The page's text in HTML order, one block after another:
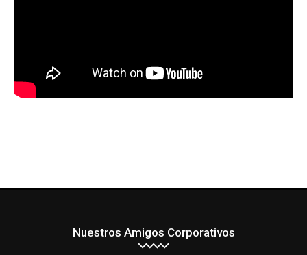
Nuestros Amigos Corporativos